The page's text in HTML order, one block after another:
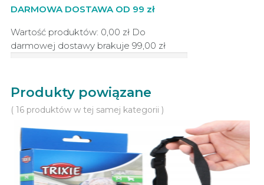
DARMOWA DOSTAWA OD 99 zł
Wartość produktów: 0,00 zł Do
darmowej dostawy brakuje 99,00 zł
Produkty powiązane
( 16 produktów w tej samej kategorii )